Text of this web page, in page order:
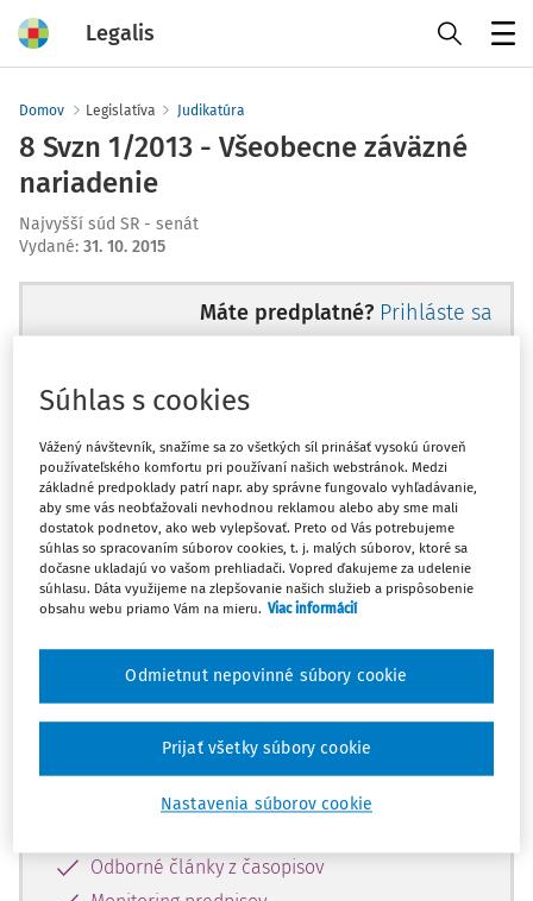
Legalis
Domov Legislatíva Judikatúra
8 Svzn 1/2013 - Všeobecne záväzné
nariadenie
Najvyšší súd SR - senát
Vydané: 31. 10. 2015
Máte predplatné? Prihláste sa
Ups, zatiaľ ste si prečítali len
začiatok...
Celý odborný obsah z tejto oblasti je
dostupný predplatiteľom portálu.
Odomknite si prístup k odbornému
obsahu a získajte prístup na 10 dní
zdarma, stačí sa len zaregistrovať.
Vďaka registrácii získate prístup aj k
vybranému obsahu:
Odborné články z časopisov
Súhlas s cookies
Vážený návštevník, snažíme sa zo všetkých síl prinášať vysokú úroveň
používateľského komfortu pri používaní našich webstránok. Medzi
základné predpoklady patrí napr. aby správne fungovalo vyhľadávanie,
aby sme vás neobťažovali nevhodnou reklamou alebo aby sme mali
dostatok podnetov, ako web vylepšovať. Preto od Vás potrebujeme
súhlas so spracovaním súborov cookies, t. j. malých súborov, ktoré sa
dočasne ukladajú vo vašom prehliadači. Vopred ďakujeme za udelenie
súhlasu. Dáta využijeme na zlepšovanie našich služieb a prispôsobenie
obsahu webu priamo Vám na mieru. Viac informácií
Nastavenia súborov cookie
Odmietnut nepovinné súbory cookie
Prijať všetky súbory cookie